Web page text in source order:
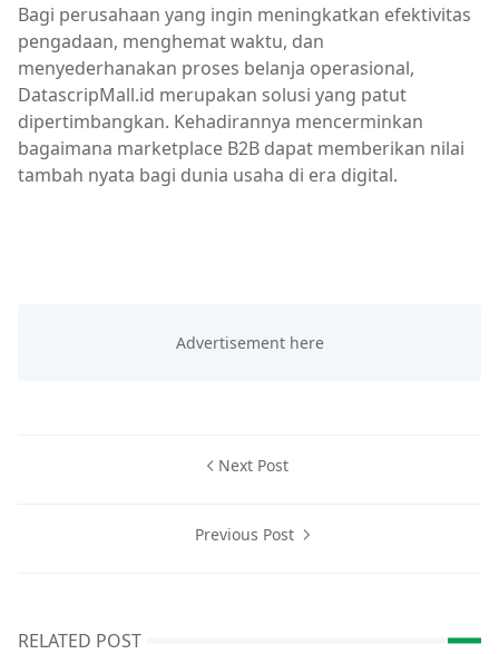
Bagi perusahaan yang ingin meningkatkan efektivitas
pengadaan, menghemat waktu, dan
menyederhanakan proses belanja operasional,
DatascripMall.id merupakan solusi yang patut
dipertimbangkan. Kehadirannya mencerminkan
bagaimana marketplace B2B dapat memberikan nilai
tambah nyata bagi dunia usaha di era digital.
Next Post
Previous Post
RELATED POST